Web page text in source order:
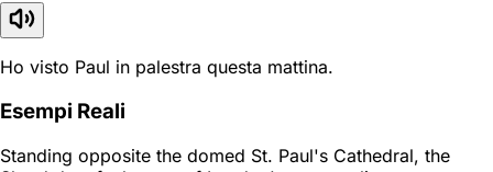
Ho visto Paul in palestra questa mattina.
Esempi Reali
Standing opposite the domed St. Paul's Cathedral, the